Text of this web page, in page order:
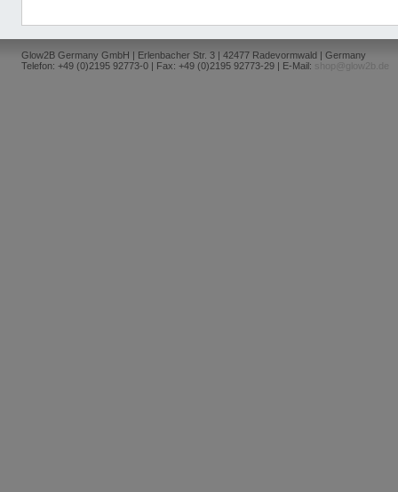
Glow2B Germany GmbH | Erlenbacher Str. 3 | 42477 Radevormwald | Germany
Telefon: +49 (0)2195 92773-0 | Fax: +49 (0)2195 92773-29 | E-Mail:
shop@glow2b.de